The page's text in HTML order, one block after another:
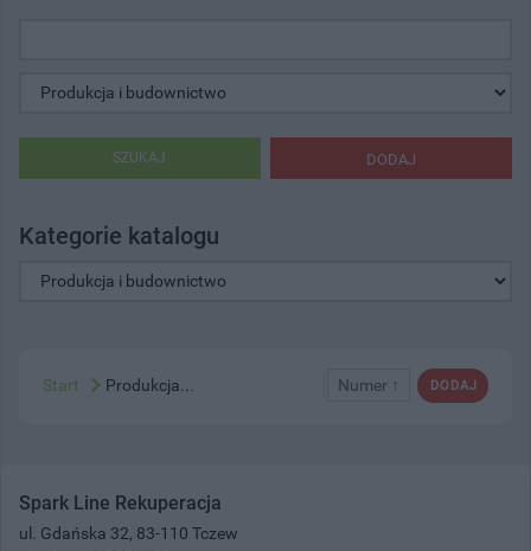
DODAJ
SZUKAJ
Kategorie katalogu
DODAJ
Numer ↑
Start Produkcja...
Spark Line Rekuperacja
ul. Gdańska 32, 83-110 Tczew